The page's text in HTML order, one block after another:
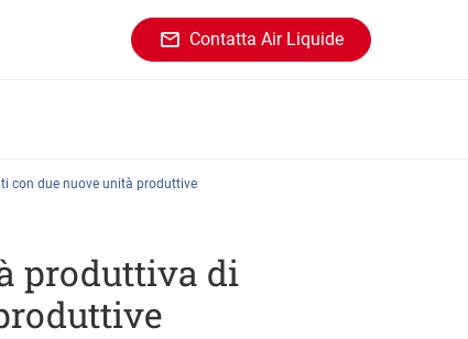
Contatta Air Liquide
con due nuove unità produttive
produttiva di